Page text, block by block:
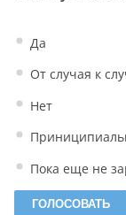
Да
От случая к
Нет
Пока еще не